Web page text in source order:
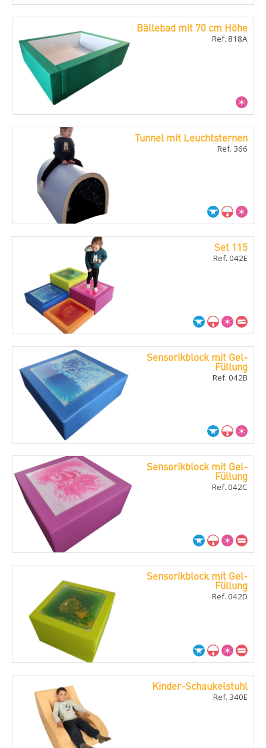
Bällebad mit 70 cm Höhe
Ref. 818A
Tunnel mit Leuchtsternen
Ref. 366
Set 115
Ref. 042E
Sensorikblock mit Gel-
Füllung
Ref. 042B
Sensorikblock mit Gel-
Füllung
Ref. 042C
Sensorikblock mit Gel-
Füllung
Ref. 042D
Kinder-Schaukelstuhl
Ref. 340E